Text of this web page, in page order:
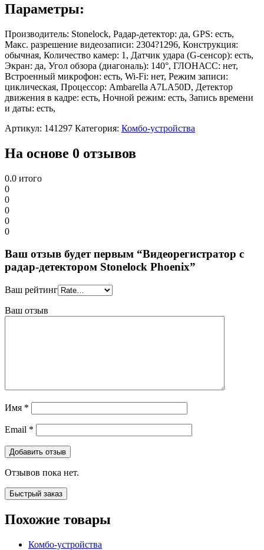
Параметры:
Производитель: Stonelock, Радар-детектор: да, GPS: есть,
Макс. разрешение видеозаписи: 2304?1296, Конструкция:
обычная, Количество камер: 1, Датчик удара (G-сенсор): есть,
Экран: да, Угол обзора (диагональ): 140°, ГЛОНАСС: нет,
Встроенный микрофон: есть, Wi-Fi: нет, Режим записи:
циклическая, Процессор: Ambarella A7LA50D, Детектор
движения в кадре: есть, Ночной режим: есть, Запись времени
и даты: есть,
Артикул: 141297 Категория: Комбо-устройства
На основе 0 отзывов
0.0 итого
0
0
0
0
0
Ваш отзыв будет первым “Видеорегистратор с
радар-детектором Stonelock Phoenix”
Ваш рейтинг
Ваш отзыв
Имя *
Email *
Отзывов пока нет.
Быстрый заказ
Похожие товары
Комбо-устройства